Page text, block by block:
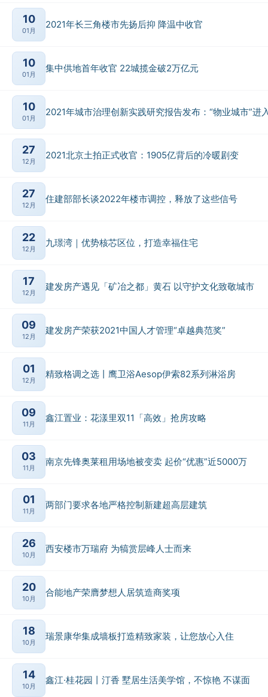
10
01月
2021年长三角楼市先扬后抑 降温中收官
10
01月
集中供地首年收官 22城揽金破2万亿元
10
01月
2021年城市治理创新实践研究报告发布：“物业城市”进
27
12月
2021北京土拍正式收官：1905亿背后的冷暖剧变
27
12月
住建部部长谈2022年楼市调控，释放了这些信号
22
12月
九璟湾｜优势核芯区位，打造幸福住宅
17
12月
建发房产遇见「矿冶之都」黄石 以守护文化致敬城市
09
12月
建发房产荣获2021中国人才管理“卓越典范奖”
01
12月
精致格调之选丨鹰卫浴Aesop伊索82系列淋浴房
09
11月
鑫江置业：花漾里双11「高效」抢房攻略
03
11月
南京先锋奥莱租用场地被变卖 起价“优惠”近5000万
01
11月
两部门要求各地严格控制新建超高层建筑
26
10月
西安楼市万瑞府 为犒赏层峰人士而来
20
10月
合能地产荣膺梦想人居筑造商奖项
18
10月
瑞景康华集成墙板打造精致家装，让您放心入住
14
10月
鑫江·桂花园丨汀香 墅居生活美学馆，不惊艳 不谋面